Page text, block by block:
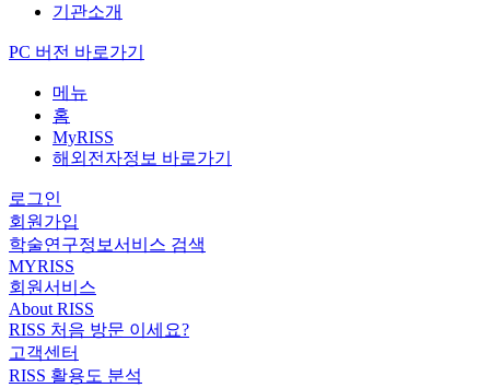
기관소개
PC 버전 바로가기
메뉴
홈
MyRISS
해외전자정보 바로가기
로그인
회원가입
학술연구정보서비스 검색
MYRISS
회원서비스
About RISS
RISS 처음 방문 이세요?
고객센터
RISS 활용도 분석